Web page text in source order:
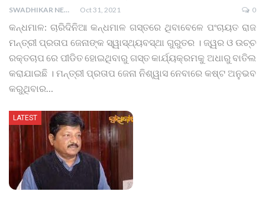
SWADHIKAR NEWS Oct 31, 2021 0
କନ୍ଧମାଳ: ଚାରିଦିନିଆ କନ୍ଧମାଳ ଗସ୍ତରେ ଥିବାବେଳେ ପଂଚାୟତ ରାଜ
ମନ୍ତ୍ରୀ ପ୍ରତାପ ଜେନାଙ୍କ ସ୍ୱାସ୍ଥ୍ୟବସ୍ଥା ଗୁରୁତର । ଜ୍ୱର ଓ ଉଚ୍ଚ
ରକ୍ତଚାପ ରେ ପୀଡିତ ହୋଇଥିବାରୁ ଗସ୍ତ କାର୍ଯ୍ୟକ୍ରମକୁ ଅଧାରୁ ବାତିଲ
କରାଯାଇଛି । ମନ୍ତ୍ରୀ ପ୍ରତାପ ଜେନା ନିଶ୍ୱାସ ନେବାରେ କଷ୍ଟ ଅନୁଭବ
କରୁଥିବାର
LATEST